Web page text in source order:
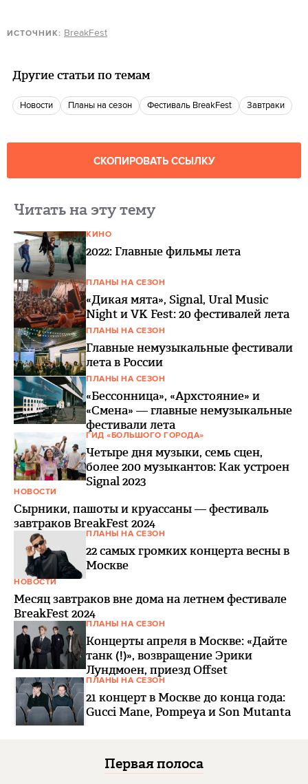
ИСТОЧНИК: BreakFest
Другие статьи по темам
новости Планы на сезон фестиваль BreakFest Завтраки
СКОПИРОВАТЬ ССЫЛКУ
Читать на эту тему
КИНО
2022: Главные фильмы лета
ПЛАНЫ НА СЕЗОН
«Дикая мята», Signal, Ural Music
Night и VK Fest: 20 фестивалей лета
ПЛАНЫ НА СЕЗОН
Главные немузыкальные фестивали
лета в России
ПЛАНЫ НА СЕЗОН
«Бессонница», «Архстояние» и
«Смена» — главные немузыкальные
фестивали лета
ГИД «БОЛЬШОГО ГОРОДА»
Четыре дня музыки, семь сцен,
более 200 музыкантов: Как устроен
Signal 2023
НОВОСТИ
Сырники, пашоты и круассаны — фестиваль
завтраков BreakFest 2024
ПЛАНЫ НА СЕЗОН
22 самых громких концерта весны в
Москве
НОВОСТИ
Месяц завтраков вне дома на летнем фестивале
BreakFest 2024
ПЛАНЫ НА СЕЗОН
Концерты апреля в Москве: «Дайте
танк (!)», возвращение Эрики
Лундмоен, приезд Offset
ПЛАНЫ НА СЕЗОН
21 концерт в Москве до конца года:
Gucci Mane, Pompeya и Son Mutanta
Первая полоса